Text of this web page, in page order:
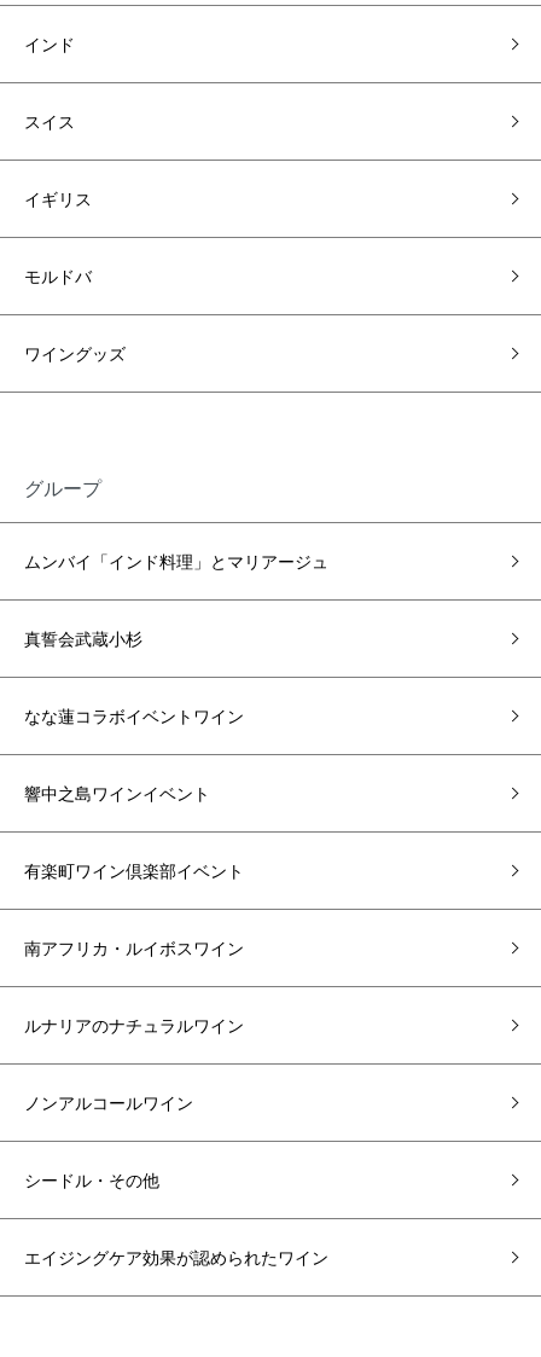
インド
スイス
イギリス
モルドバ
ワイングッズ
グループ
ムンバイ「インド料理」とマリアージュ
真誓会武蔵小杉
なな蓮コラボイベントワイン
響中之島ワインイベント
有楽町ワイン倶楽部イベント
南アフリカ・ルイボスワイン
ルナリアのナチュラルワイン
ノンアルコールワイン
シードル・その他
エイジングケア効果が認められたワイン